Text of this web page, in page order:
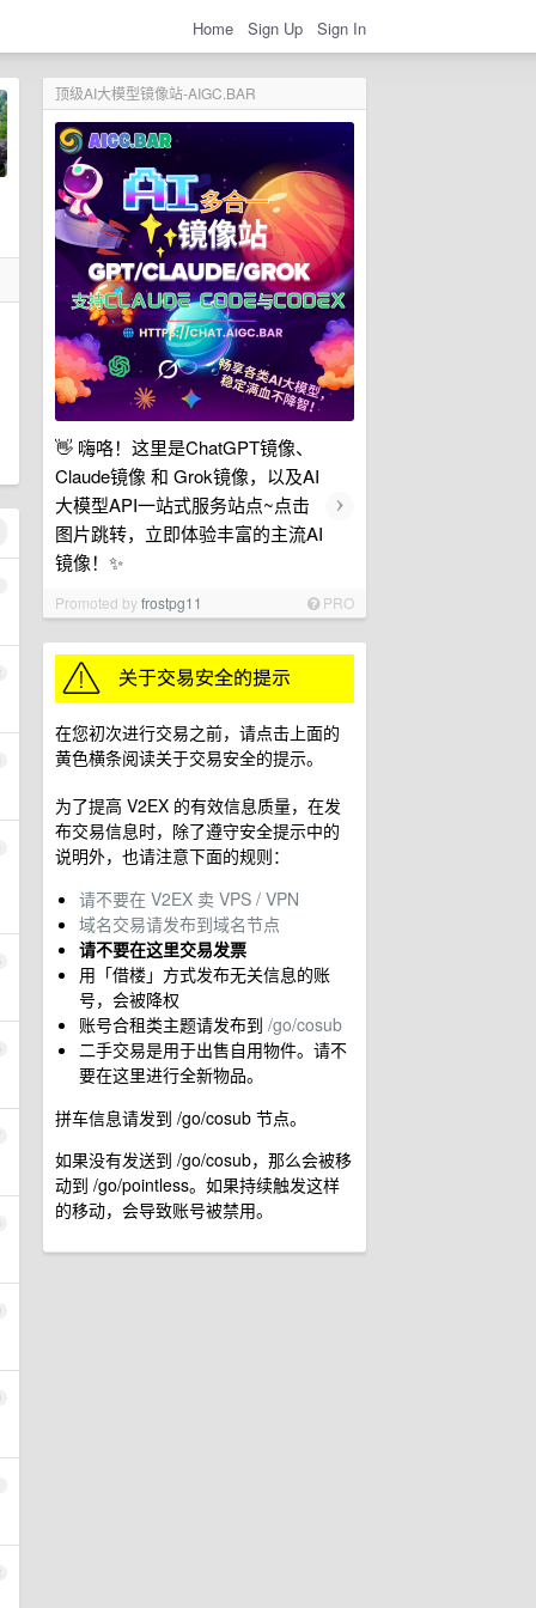
Home Sign Up Sign In
顶级AI大模型镜像站-AIGC.BAR
👋 嗨咯！这里是ChatGPT镜像、
Claude镜像 和 Grok镜像，以及AI
大模型API一站式服务站点~点击
图片跳转，立即体验丰富的主流AI
镜像！✨
›
Promoted byfrostpg11 PRO
在您初次进行交易之前，请点击上面的
黄色横条阅读关于交易安全的提示。
为了提高 V2EX 的有效信息质量，在发
布交易信息时，除了遵守安全提示中的
说明外，也请注意下面的规则：
请不要在 V2EX 卖 VPS / VPN
域名交易请发布到域名节点
请不要在这里交易发票
用「借楼」方式发布无关信息的账
号，会被降权
账号合租类主题请发布到 /go/cosub
二手交易是用于出售自用物件。请不
要在这里进行全新物品。
拼车信息请发到 /go/cosub 节点。
如果没有发送到 /go/cosub，那么会被移
动到 /go/pointless。如果持续触发这样
的移动，会导致账号被禁用。